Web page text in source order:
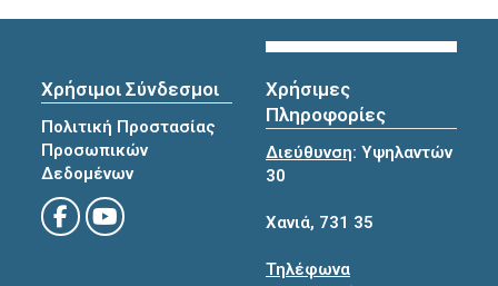
Χρήσιμοι Σύνδεσμοι
Πολιτική Προστασίας
Προσωπικών
Δεδομένων
Χρήσιμες
Πληροφορίες
Διεύθυνση: Υψηλαντών
30
Χανιά, 731 35
Τηλέφωνα